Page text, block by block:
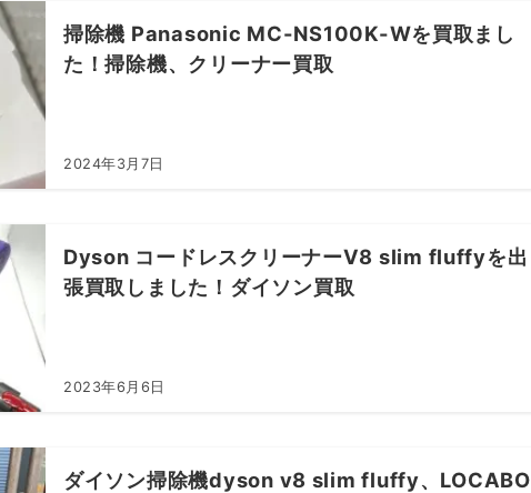
掃除機 Panasonic MC-NS100K-Wを買取まし
た！掃除機、クリーナー買取
2024年3月7日
Dyson コードレスクリーナーV8 slim fluffyを出
張買取しました！ダイソン買取
2023年6月6日
ダイソン掃除機dyson v8 slim fluffy、LOCABO